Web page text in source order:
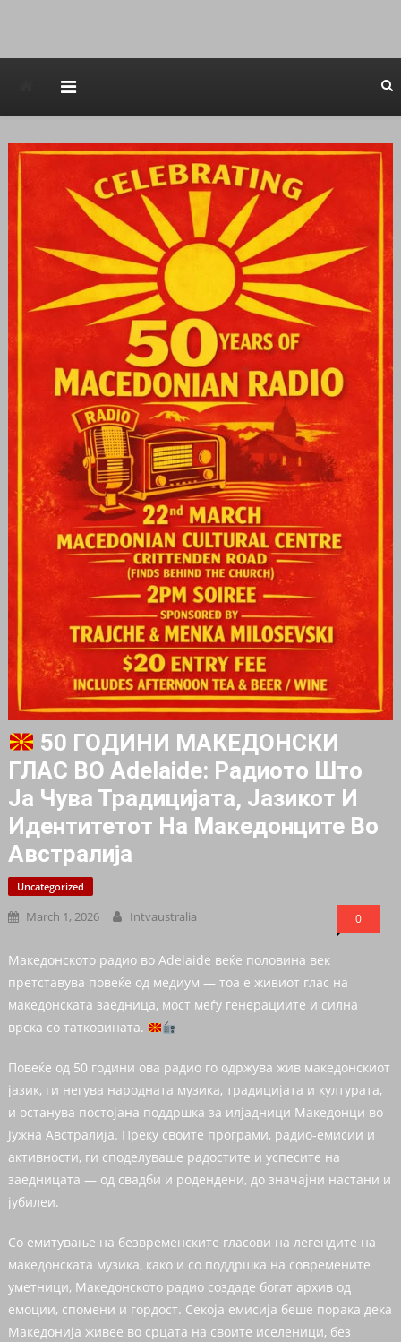
50 ГОДИНИ МАКЕДОНСКИ
ГЛАС ВО Adelaide: Радиото Што
Ја Чува Традицијата, Јазикот И
Идентитетот На Македонците Во
Австралија
Uncategorized
March 1, 2026 Intvaustralia 0
Македонското радио во Adelaide веќе половина век
претставува повеќе од медиум — тоа е живиот глас на
македонската заедница, мост меѓу генерациите и силна
врска со татковината.
Повеќе од 50 години ова радио го одржува жив македонскиот
јазик, ги негува народната музика, традицијата и културата,
и останува постојана поддршка за илјадници Македонци во
Јужна Австралија. Преку своите програми, радио-емисии и
активности, ги споделуваше радостите и успесите на
заедницата — од свадби и родендени, до значајни настани и
јубилеи.
Со емитување на безвременските гласови на легендите на
македонската музика, како и со поддршка на современите
уметници, Македонското радио создаде богат архив од
емоции, спомени и гордост. Секоја емисија беше порака дека
Македонија живее во срцата на своите иселеници, без